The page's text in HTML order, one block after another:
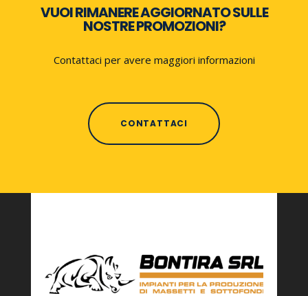
VUOI RIMANERE AGGIORNATO SULLE
NOSTRE PROMOZIONI?
Contattaci per avere maggiori informazioni
CONTATTACI